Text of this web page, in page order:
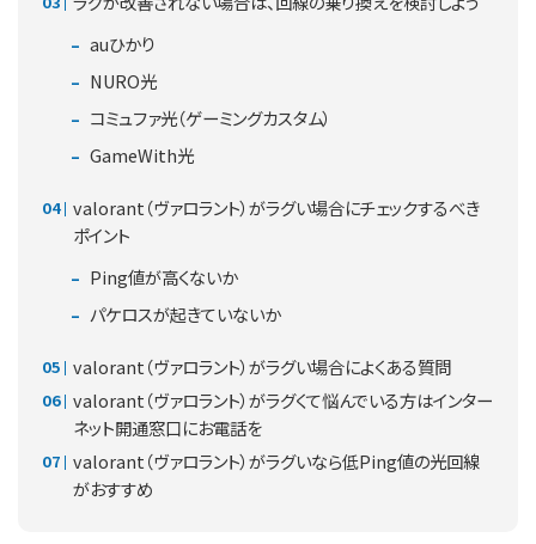
auひかり
NURO光
コミュファ光（ゲーミングカスタム）
GameWith光
valorant（ヴァロラント）がラグい場合にチェックするべき
ポイント
Ping値が高くないか
パケロスが起きていないか
valorant（ヴァロラント）がラグい場合によくある質問
valorant（ヴァロラント）がラグくて悩んでいる方はインター
ネット開通窓口にお電話を
valorant（ヴァロラント）がラグいなら低Ping値の光回線
がおすすめ